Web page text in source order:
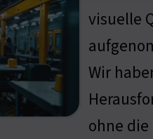
visuelle
Wir
ohne